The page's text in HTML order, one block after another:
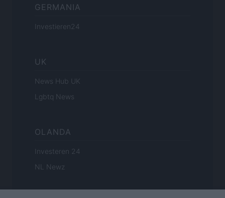
GERMANIA
Investieren24
UK
News Hub UK
Lgbtq News
OLANDA
Investeren 24
NL Newz